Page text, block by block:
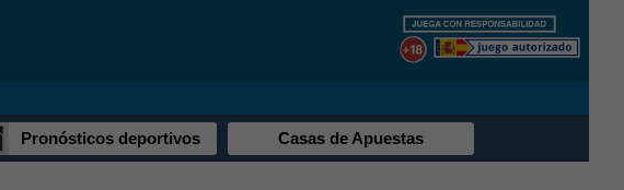
Pronósticos deportivos Casas de Apuestas